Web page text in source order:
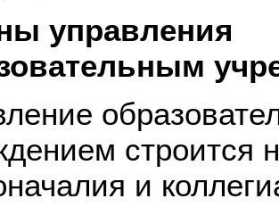
управления
строится
и